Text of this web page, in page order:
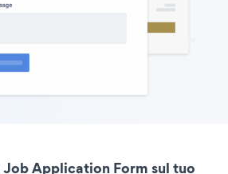
Application Form sul tuo